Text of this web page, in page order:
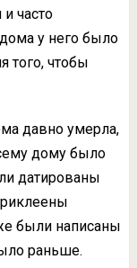
часто
у него было
того, чтобы
давно умерла,
дому было
датированы
были написаны
раньше.